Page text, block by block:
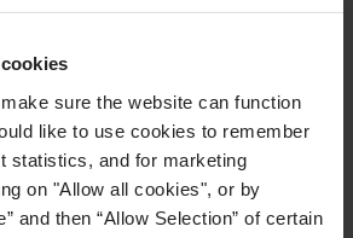
sure the website can function
like to use cookies to remember
statistics, and for marketing
on "Allow all cookies", or by
and then “Allow Selection” of certain
offerta
dei contenuti, lavora